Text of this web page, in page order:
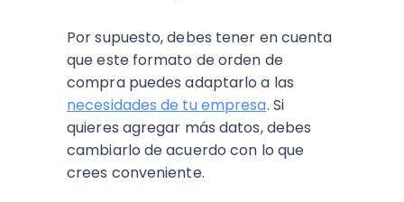
Por supuesto, debes tener en cuenta
que este formato de orden de
compra puedes adaptarlo a las
necesidades de tu empresa. Si
quieres agregar más datos, debes
cambiarlo de acuerdo con lo que
crees conveniente.